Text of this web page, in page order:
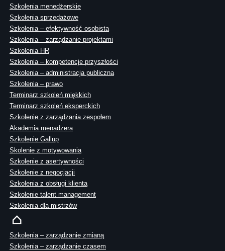
Szkolenia menedżerskie
Szkolenia sprzedażowe
Szkolenia – efektywność osobista
Szkolenia – zarządzanie projektami
Szkolenia HR
Szkolenia – kompetencje przyszłości
Szkolenia – administracja publiczna
Szkolenia – prawo
Terminarz szkoleń miękkich
Terminarz szkoleń eksperckich
Szkolenie z zarządzania zespołem
Akademia menadżera
Szkolenie Gallup
Skolenie z motywowania
Szkolenie z asertywności
Szkolenie z negocjacji
Szkolenia z obsługi klienta
Szkolenie talent management
Szkolenia dla mistrzów
Szkolenia – zarządzanie zmianą
Szkolenia – zarządzanie czasem